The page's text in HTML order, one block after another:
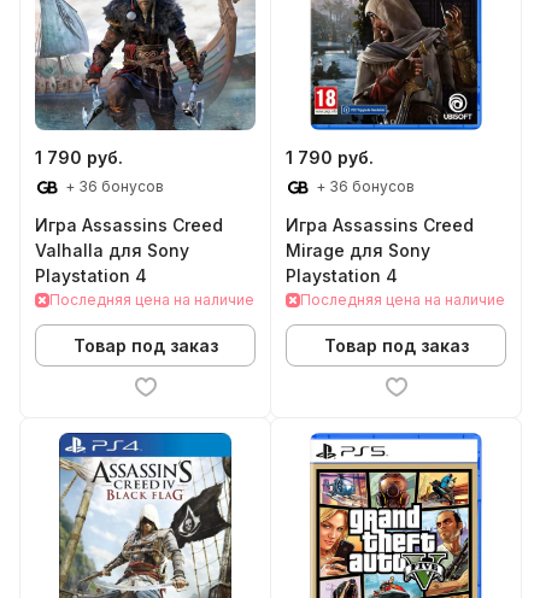
1 790 руб.
+ 36 бонусов
Игра Assassins Creed
Valhalla для Sony
Playstation 4
Последняя цена на наличие
Товар под заказ
1 790 руб.
+ 36 бонусов
Игра Assassins Creed
Mirage для Sony
Playstation 4
Последняя цена на наличие
Товар под заказ